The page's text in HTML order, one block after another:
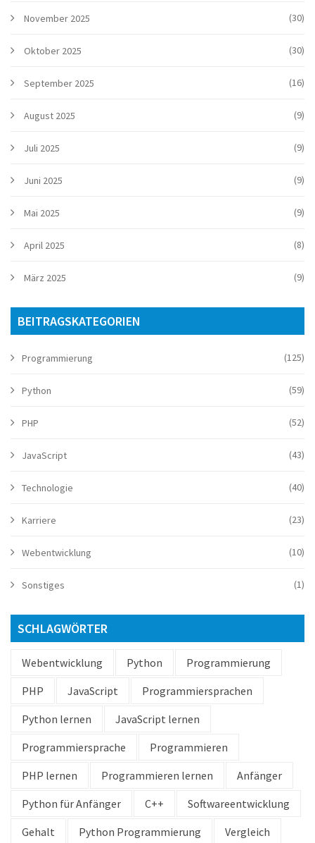
November 2025 (30)
Oktober 2025 (30)
September 2025 (16)
August 2025 (9)
Juli 2025 (9)
Juni 2025 (9)
Mai 2025 (9)
April 2025 (8)
März 2025 (9)
BEITRAGSKATEGORIEN
Programmierung (125)
Python (59)
PHP (52)
JavaScript (43)
Technologie (40)
Karriere (23)
Webentwicklung (10)
Sonstiges (1)
SCHLAGWÖRTER
Webentwicklung Python
Programmierung
PHP
JavaScript
Programmiersprachen
Python lernen
JavaScript lernen
Programmiersprache
Programmieren
PHP lernen
Programmieren lernen
Anfänger
Python für Anfänger
C++
Softwareentwicklung
Gehalt
Python Programmierung Vergleich